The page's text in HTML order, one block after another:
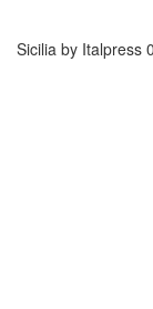
Sicilia by Italpress